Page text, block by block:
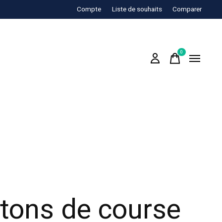
Compte Liste de souhaits Comparer
0items
de course